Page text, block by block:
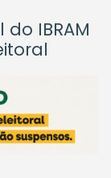
IBRAM